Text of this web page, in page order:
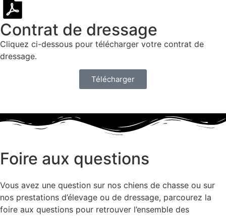
Contrat de dressage​
Cliquez ci-dessous pour télécharger votre contrat de
dressage.
Télécharger
Foire aux questions
Vous avez une question sur nos chiens de chasse ou sur
nos prestations d’élevage ou de dressage, parcourez la
foire aux questions pour retrouver l’ensemble des